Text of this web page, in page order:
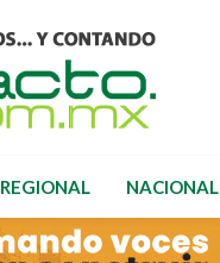
REGIONAL NACIONAL